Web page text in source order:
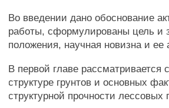
Во введении дано обоснование
работы, сформулированы цель
положения, научная новизна и ее
В первой главе рассматривается
структуре грунтов и основных
структурной прочности лессовых